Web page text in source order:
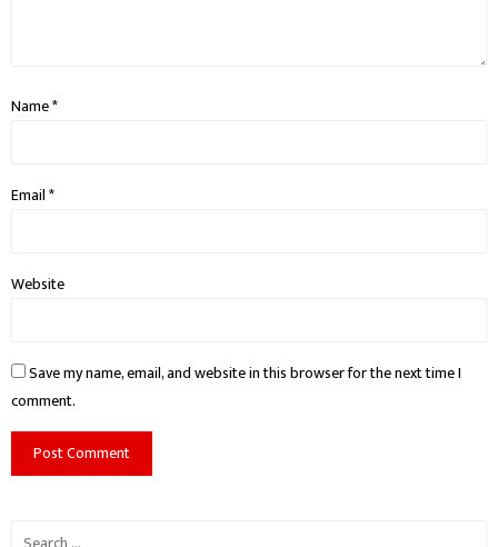
Name*
Email*
Website
Save my name, email, and website in this browser for the next time I
comment.
Search